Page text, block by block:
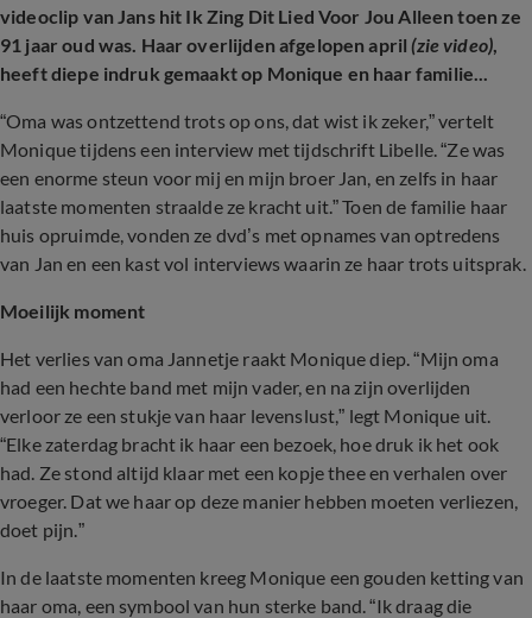
videoclip van Jans hit Ik Zing Dit Lied Voor Jou Alleen toen ze
91 jaar oud was. Haar overlijden afgelopen april (zie video),
heeft diepe indruk gemaakt op Monique en haar familie...
“Oma was ontzettend trots op ons, dat wist ik zeker,” vertelt
Monique tijdens een interview met tijdschrift Libelle. “Ze was
een enorme steun voor mij en mijn broer Jan, en zelfs in haar
laatste momenten straalde ze kracht uit.” Toen de familie haar
huis opruimde, vonden ze dvd’s met opnames van optredens
van Jan en een kast vol interviews waarin ze haar trots uitsprak.
Moeilijk moment
Het verlies van oma Jannetje raakt Monique diep. “Mijn oma
had een hechte band met mijn vader, en na zijn overlijden
verloor ze een stukje van haar levenslust,” legt Monique uit.
“Elke zaterdag bracht ik haar een bezoek, hoe druk ik het ook
had. Ze stond altijd klaar met een kopje thee en verhalen over
vroeger. Dat we haar op deze manier hebben moeten verliezen,
doet pijn.”
In de laatste momenten kreeg Monique een gouden ketting van
haar oma, een symbool van hun sterke band. “Ik draag die